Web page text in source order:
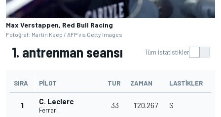
Max Verstappen, Red Bull Racing
Fotoğraf: Martin Keep / AFP via Getty Images
1. antrenman seansı Tüm istatistikler
SIRA PILOT TUR ZAMAN LASTIKLER
1 C. Leclerc
Ferrari
33 1'20.267 S